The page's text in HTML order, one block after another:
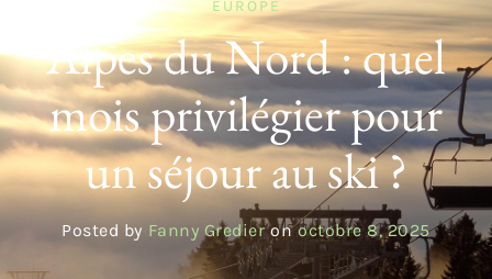
EUROPE
Alpes du Nord : quel
mois privilégier pour
un séjour au ski ?
Posted by Fanny Gredier on octobre 8, 2025